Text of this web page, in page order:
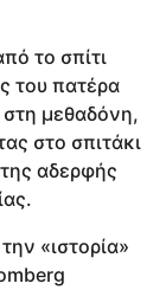
το σπίτι
του πατέρα
μεθαδόνη,
στο σπιτάκι
αδερφής
«ιστορία»